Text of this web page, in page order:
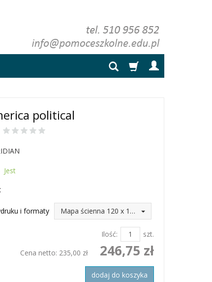
political
Jest
i formaty Mapa ścienna 120 x 160 (246,75 zł)
Ilość:
szt.
Cena netto: 235,00 zł 246,75 zł
dodaj do koszyka